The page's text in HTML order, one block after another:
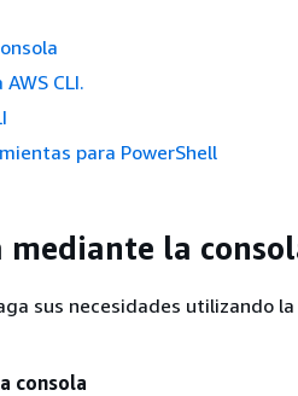
CLI.
para PowerShell
la
sus necesidades utilizando la
consola